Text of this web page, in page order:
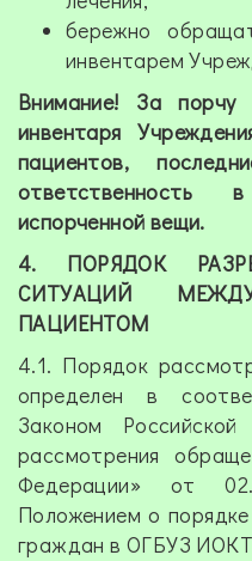
бережно
инвентарем
Внимание! За порчу
инвентаря
пациентов,
ответственность
испорченной вещи.
4. ПОРЯДОК
СИТУАЦИЙ
ПАЦИЕНТОМ
4.1. Порядок
определен в
Законом
рассмотрения
Федерации» от
Положением о
граждан в ОГБУЗ